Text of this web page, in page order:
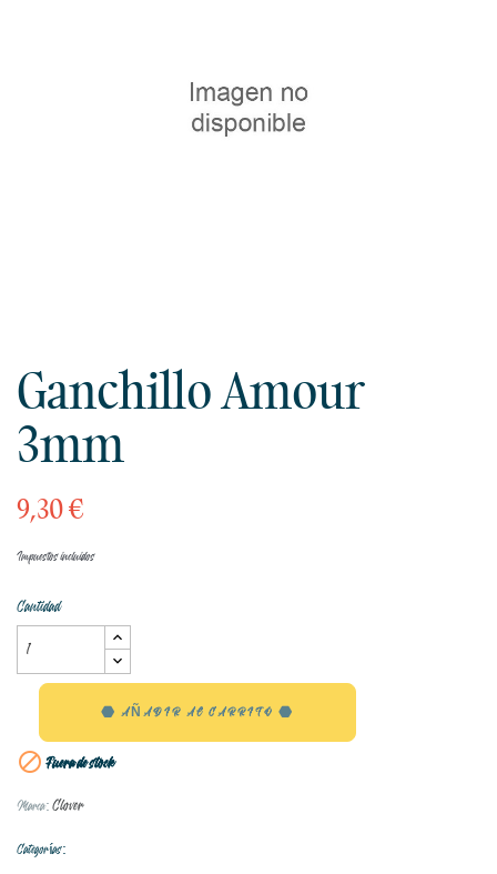
Ganchillo Amour
3mm
9,30 €
Impuestos incluidos
Cantidad
AÑADIR AL CARRITO
 Fuera de stock
Marca: Clover
Categorías: